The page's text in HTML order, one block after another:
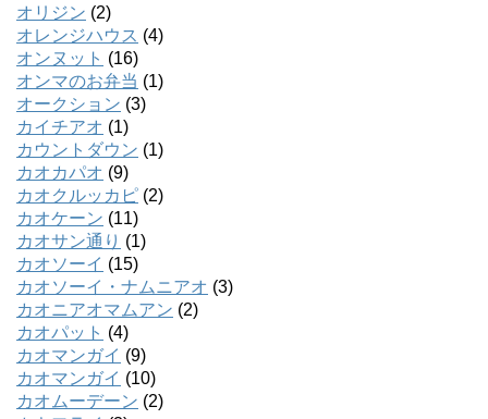
オリジン (2)
オレンジハウス (4)
オンヌット (16)
オンマのお弁当 (1)
オークション (3)
カイチアオ (1)
カウントダウン (1)
カオカパオ (9)
カオクルッカピ (2)
カオケーン (11)
カオサン通り (1)
カオソーイ (15)
カオソーイ・ナムニアオ (3)
カオニアオマムアン (2)
カオパット (4)
カオマンガイ (9)
カオマンガイ (10)
カオムーデーン (2)